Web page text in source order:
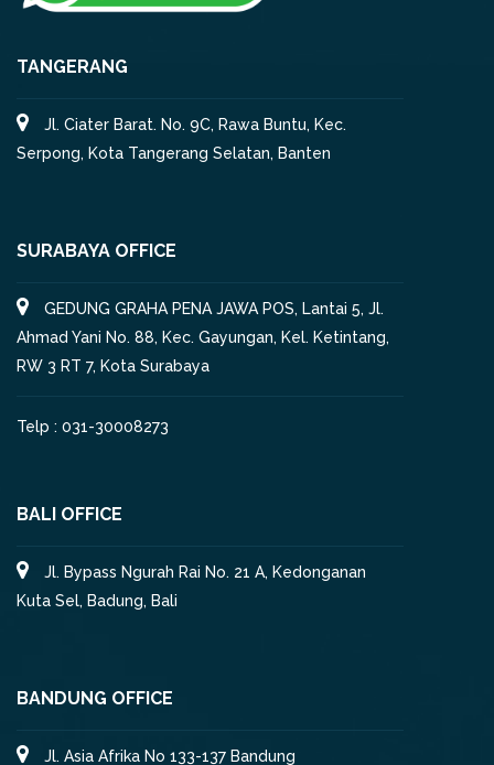
TANGERANG
Jl. Ciater Barat. No. 9C, Rawa Buntu, Kec.
Serpong, Kota Tangerang Selatan, Banten
SURABAYA OFFICE
GEDUNG GRAHA PENA JAWA POS, Lantai 5, Jl.
Ahmad Yani No. 88, Kec. Gayungan, Kel. Ketintang,
RW 3 RT 7, Kota Surabaya
Telp : 031-30008273
BALI OFFICE
Jl. Bypass Ngurah Rai No. 21 A, Kedonganan
Kuta Sel, Badung, Bali
BANDUNG OFFICE
Jl. Asia Afrika No 133-137 Bandung